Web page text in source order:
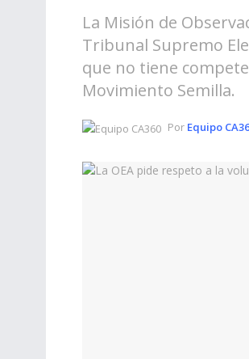
La Misión de
Tribunal Supremo
que no tiene
Movimiento Semilla.
Por Equipo